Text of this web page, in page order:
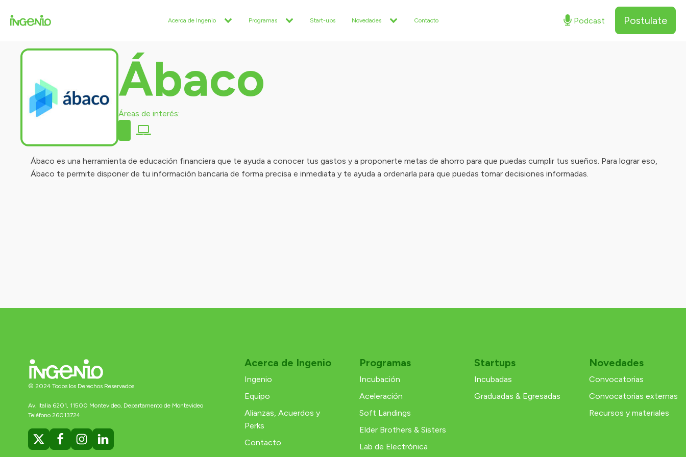
Acerca de Ingenio Programas Start-ups Novedades Contacto Podcast Postulate
Ábaco
Áreas de interés:
Ábaco es una herramienta de educación financiera que te ayuda a conocer tus gastos y a proponerte metas de ahorro para que puedas cumplir tus sueños. Para lograr eso,
Ábaco te permite disponer de tu información bancaria de forma precisa e inmediata y te ayuda a ordenarla para que puedas tomar decisiones informadas.
© 2024 Todos los Derechos Reservados
Av. Italia 6201, 11500 Montevideo, Departamento de Montevideo
Teléfono 26013724
Acerca de Ingenio
Ingenio
Equipo
Alianzas, Acuerdos y
Perks
Contacto
Programas
Incubación
Aceleración
Soft Landings
Elder Brothers & Sisters
Lab de Electrónica
Startups
Incubadas
Graduadas & Egresadas
Novedades
Convocatorias
Convocatorias externas
Recursos y materiales